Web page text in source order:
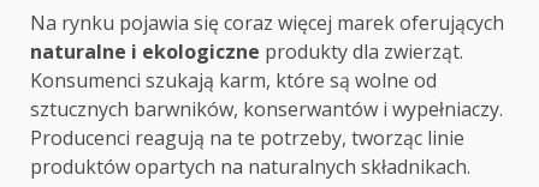
Na rynku pojawia się coraz więcej marek oferujących
naturalne i ekologiczne produkty dla zwierząt.
Konsumenci szukają karm, które są wolne od
sztucznych barwników, konserwantów i wypełniaczy.
Producenci reagują na te potrzeby, tworząc linie
produktów opartych na naturalnych składnikach.